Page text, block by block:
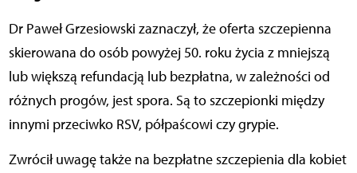
Dr Paweł Grzesiowski zaznaczył, że oferta szczepienna
skierowana do osób powyżej 50. roku życia z mniejszą
lub większą refundacją lub bezpłatna, w zależności od
różnych progów, jest spora. Są to szczepionki między
innymi przeciwko RSV, półpaścowi czy grypie.
Zwrócił uwagę także na bezpłatne szczepienia dla kobiet